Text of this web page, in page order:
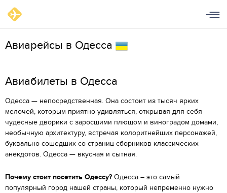
Авиарейсы в Одесса
Aвиабилеты в Одесса
Одесса — непосредственная. Она состоит из тысяч ярких
мелочей, которым приятно удивляться, открывая для себя
чудесные дворики с заросшими плющом и виноградом домами,
необычную архитектуру, встречая колоритнейших персонажей,
буквально сошедших со страниц сборников классических
анекдотов. Одесса — вкусная и сытная.
Почему стоит посетить Одессу? Одесса – это самый
популярный город нашей страны, который непременно нужно